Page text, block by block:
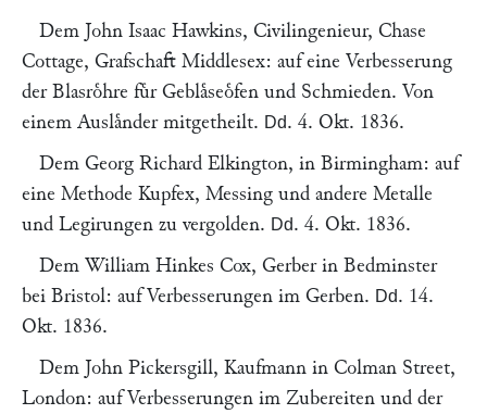
Dem John Isaac Hawkins, Civilingenieur, Chase
Cottage, Grafschaft Middlesex: auf eine Verbesserung
der Blasroͤhre fuͤr Geblaͤseoͤfen und Schmieden. Von
einem Auslaͤnder mitgetheilt. Dd. 4. Okt. 1836.
Dem Georg Richard Elkington, in Birmingham: auf
eine Methode Kupfex, Messing und andere Metalle
und Legirungen zu vergolden. Dd. 4. Okt. 1836.
Dem William Hinkes Cox, Gerber in Bedminster
bei Bristol: auf Verbesserungen im Gerben. Dd. 14.
Okt. 1836.
Dem John Pickersgill, Kaufmann in Colman Street,
London: auf Verbesserungen im Zubereiten und der